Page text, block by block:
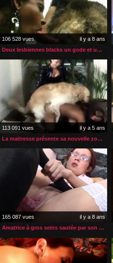
106 528 vues
il y a 8 ans
Deux lesbiennes blacks un gode et un sexe de husky
113 091 vues
il y a 5 ans
La maitresse présente sa nouvelle zoophile à son chien
165 087 vues
il y a 8 ans
Amatrice à gros seins sautée par son gros chien noir